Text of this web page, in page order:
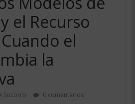
el Recurso
el
la
Socorro 0 comentarios